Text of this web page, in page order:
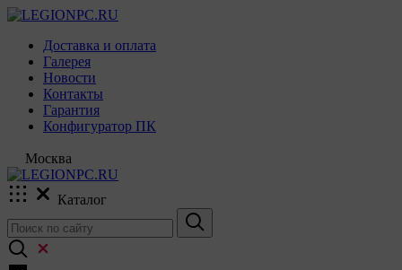
Доставка и оплата
Галерея
Новости
Контакты
Гарантия
Конфигуратор ПК
Москва
Каталог